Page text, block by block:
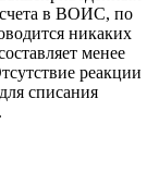
счета в ВОИС, по
никаких
менее
реакции
списания